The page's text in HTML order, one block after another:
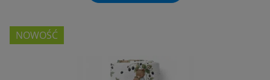
NOWOŚĆ